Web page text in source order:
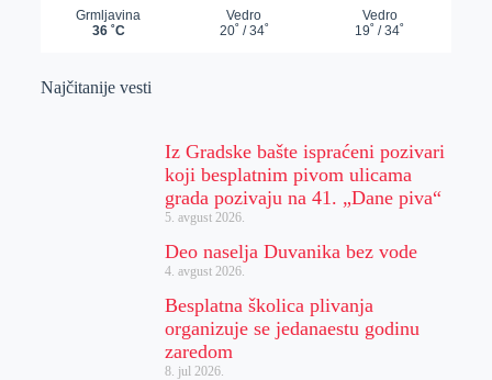
Najčitanije vesti
Iz Gradske bašte ispraćeni pozivari
koji besplatnim pivom ulicama
grada pozivaju na 41. „Dane piva“
5. avgust 2026.
Deo naselja Duvanika bez vode
4. avgust 2026.
Besplatna školica plivanja
organizuje se jedanaestu godinu
zaredom
8. jul 2026.